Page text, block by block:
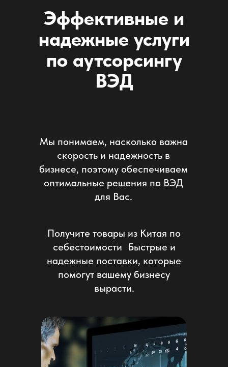
Мы понимаем, насколько важна
скорость и надежность в
бизнесе, поэтому обеспечиваем
оптимальные решения по ВЭД
для Вас.
Получите товары из Китая по
себестоимости Быстрые и
надежные поставки, которые
помогут вашему бизнесу
вырасти.
Эффективные и
надежные услуги
по аутсорсингу
ВЭД